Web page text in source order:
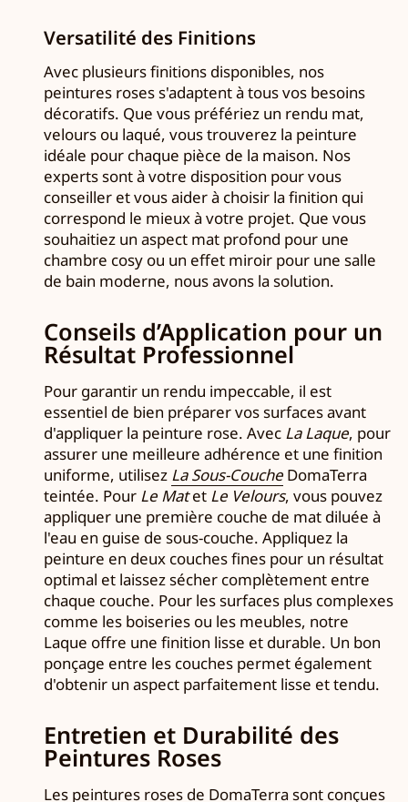
Versatilité des Finitions
Avec plusieurs finitions disponibles, nos
peintures roses s'adaptent à tous vos besoins
décoratifs. Que vous préfériez un rendu mat,
velours ou laqué, vous trouverez la peinture
idéale pour chaque pièce de la maison. Nos
experts sont à votre disposition pour vous
conseiller et vous aider à choisir la finition qui
correspond le mieux à votre projet. Que vous
souhaitiez un aspect mat profond pour une
chambre cosy ou un effet miroir pour une salle
de bain moderne, nous avons la solution.
Conseils d’Application pour un
Résultat Professionnel
Pour garantir un rendu impeccable, il est
essentiel de bien préparer vos surfaces avant
d'appliquer la peinture rose. Avec La Laque, pour
assurer une meilleure adhérence et une finition
uniforme, utilisez La Sous-Couche DomaTerra
teintée. Pour Le Matet Le Velours, vous pouvez
appliquer une première couche de mat diluée à
l'eau en guise de sous-couche. Appliquez la
peinture en deux couches fines pour un résultat
optimal et laissez sécher complètement entre
chaque couche. Pour les surfaces plus complexes
comme les boiseries ou les meubles, notre
Laque offre une finition lisse et durable. Un bon
ponçage entre les couches permet également
d'obtenir un aspect parfaitement lisse et tendu.
Entretien et Durabilité des
Peintures Roses
Les peintures roses de DomaTerra sont conçues